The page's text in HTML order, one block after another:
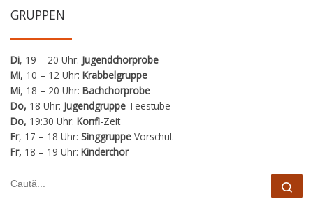
GRUPPEN
Di, 19 – 20 Uhr: Jugendchorprobe
Mi, 10 – 12 Uhr: Krabbelgruppe
Mi, 18 – 20 Uhr: Bachchorprobe
Do, 18 Uhr: Jugendgruppe Teestube
Do, 19:30 Uhr: Konfi-Zeit
Fr, 17 – 18 Uhr: Singgruppe Vorschul.
Fr, 18 – 19 Uhr: Kinderchor
CĂUTARE